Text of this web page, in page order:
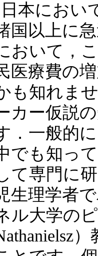
日本におい
国以上に
おいて，
医療費の
も知れま
カー仮説
．一般的
でも知っ
て専門に
生理学者
ル大学の